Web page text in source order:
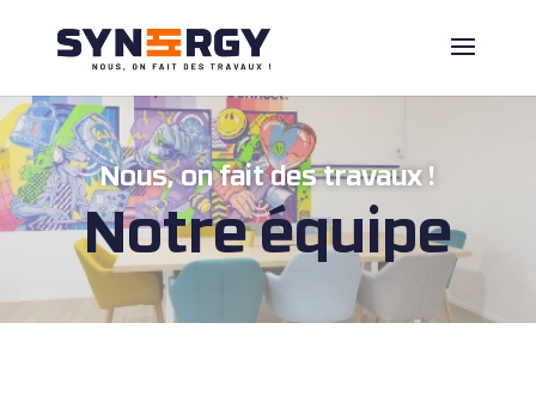
Nous, on fait des travaux !
Notre équipe